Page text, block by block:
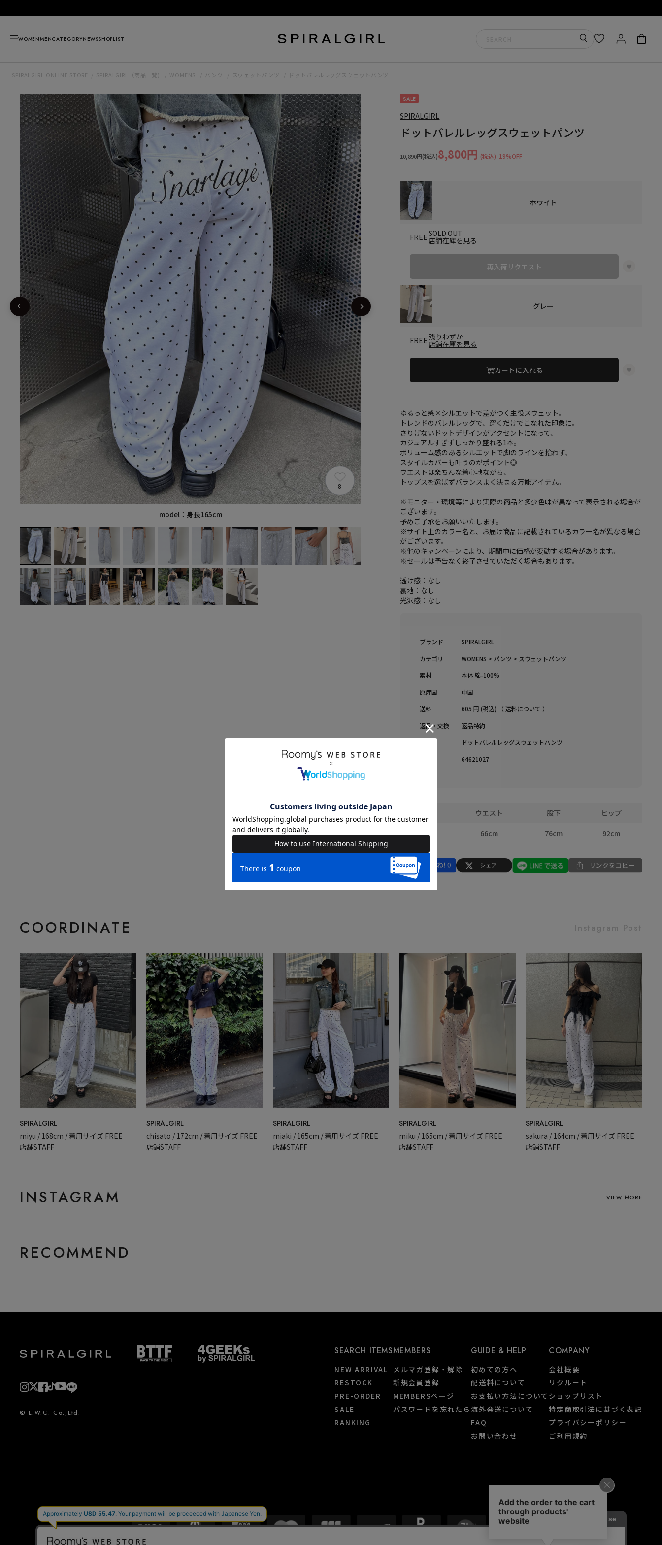
WOMENMENCATEGORYNEWSSHOPLIST
SPIRALGIRL ONLINE STORE SPIRALGIRL（商品一覧) WOMENS パンツ スウェットパンツ ドットバレルレッグスウェットパンツ
8
model：身長165cm
SALE
SPIRALGIRL
ドットバレルレッグスウェットパンツ
10,890円(税込)8,800円 (税込) 19%OFF
ホワイト
FREESOLD OUT
店舗在庫を見る
再入荷リクエスト
グレー
FREE残りわずか
店舗在庫を見る
カートに入れる
ゆるっと感×シルエットで差がつく主役スウェット。
トレンドのバレルレッグで、穿くだけでこなれた印象に。
さりげないドットデザインがアクセントになって、
カジュアルすぎずしっかり盛れる1本。
ボリューム感のあるシルエットで脚のラインを拾わず、
スタイルカバーも叶うのがポイント◎
ウエストは楽ちんな着心地ながら、
トップスを選ばずバランスよく決まる万能アイテム。
※モニター・環境等により実際の商品と多少色味が異なって表示される場合が
ございます。
予めご了承をお願いいたします。
※サイト上のカラー名と、お届け商品に記載されているカラー名が異なる場合
がございます。
※他のキャンペーンにより、期間中に価格が変動する場合があります。
※セールは予告なく終了させていただく場合もあります。
透け感：なし
裏地：なし
光沢感：なし
ブランド
SPIRALGIRL
カテゴリ
WOMENS > パンツ > スウェットパンツ
素材
本体 綿-100%
原産国
中国
送料
605 円 (税込) （送料について ）
返品・交換
返品特約
ドットバレルレッグスウェットパンツ
64621027
ウエスト 股下 ヒップ
FREE 66cm 76cm 92cm
COORDINATE Instagram Post
SPIRALGIRL
miyu / 168cm / 着用サイズ FREE
店舗STAFF
SPIRALGIRL
chisato / 172cm / 着用サイズ FREE
店舗STAFF
SPIRALGIRL
miaki / 165cm / 着用サイズ FREE
店舗STAFF
SPIRALGIRL
miku / 165cm / 着用サイズ FREE
店舗STAFF
SPIRALGIRL
sakura / 164cm / 着用サイズ FREE
店舗STAFF
INSTAGRAM VIEW MORE
RECOMMEND
SEARCH ITEMS
NEW ARRIVAL
RESTOCK
PRE-ORDER
SALE
RANKING
MEMBERS
メルマガ登録・解除
新規会員登録
MEMBERSページ
パスワードを忘れたら
GUIDE & HELP
初めての方へ
配送料について
お支払い方法について
海外発送について
FAQ
お問い合わせ
COMPANY
会社概要
リクルート
ショップリスト
特定商取引法に基づく表記
プライバシーポリシー
ご利用規約
© L.W.C. Co.,Ltd.